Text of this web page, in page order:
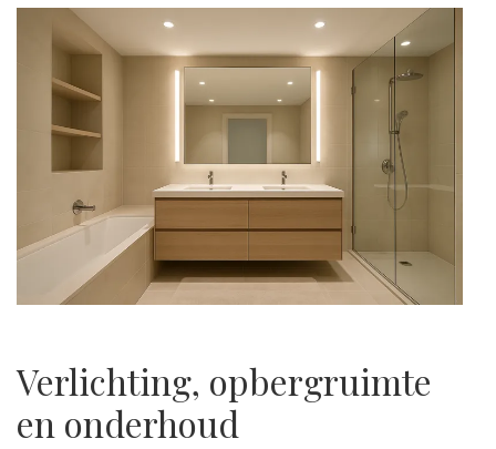
Verlichting, opbergruimte
en onderhoud